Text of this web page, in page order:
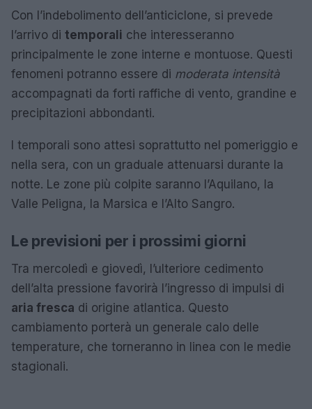
Con l’indebolimento dell’anticiclone, si prevede
l’arrivo di temporali che interesseranno
principalmente le zone interne e montuose. Questi
fenomeni potranno essere di moderata intensità
accompagnati da forti raffiche di vento, grandine e
precipitazioni abbondanti.
I temporali sono attesi soprattutto nel pomeriggio e
nella sera, con un graduale attenuarsi durante la
notte. Le zone più colpite saranno l’Aquilano, la
Valle Peligna, la Marsica e l’Alto Sangro.
Le previsioni per i prossimi giorni
Tra mercoledì e giovedì, l’ulteriore cedimento
dell’alta pressione favorirà l’ingresso di impulsi di
aria fresca di origine atlantica. Questo
cambiamento porterà un generale calo delle
temperature, che torneranno in linea con le medie
stagionali.